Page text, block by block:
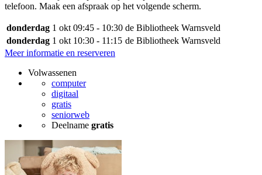
telefoon. Maak een afspraak op het volgende scherm.
donderdag 1 okt 09:45 - 10:30 de Bibliotheek Warnsveld
donderdag 1 okt 10:30 - 11:15 de Bibliotheek Warnsveld
Meer informatie en reserveren
Volwassenen
computer
digitaal
gratis
seniorweb
Deelname gratis